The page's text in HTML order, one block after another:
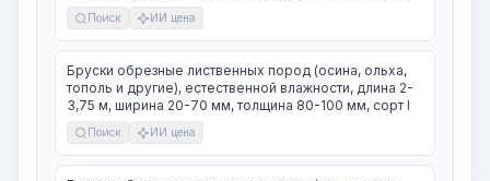
Поиск ИИ цена
Бруски обрезные лиственных пород (осина, ольха,
тополь и другие), естественной влажности, длина 2-
3,75 м, ширина 20-70 мм, толщина 80-100 мм, сорт I
Поиск ИИ цена